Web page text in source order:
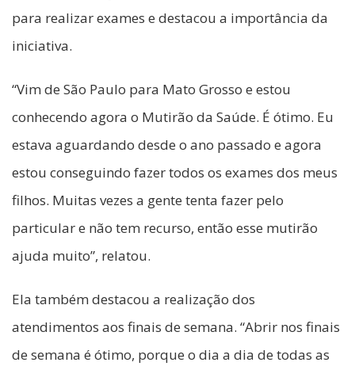
para realizar exames e destacou a importância da
iniciativa.
“Vim de São Paulo para Mato Grosso e estou
conhecendo agora o Mutirão da Saúde. É ótimo. Eu
estava aguardando desde o ano passado e agora
estou conseguindo fazer todos os exames dos meus
filhos. Muitas vezes a gente tenta fazer pelo
particular e não tem recurso, então esse mutirão
ajuda muito”, relatou.
Ela também destacou a realização dos
atendimentos aos finais de semana. “Abrir nos finais
de semana é ótimo, porque o dia a dia de todas as